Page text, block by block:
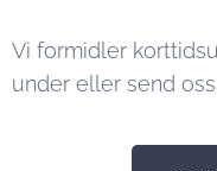
Vi formidler
under eller send